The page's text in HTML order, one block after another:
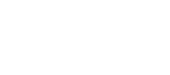
3 der